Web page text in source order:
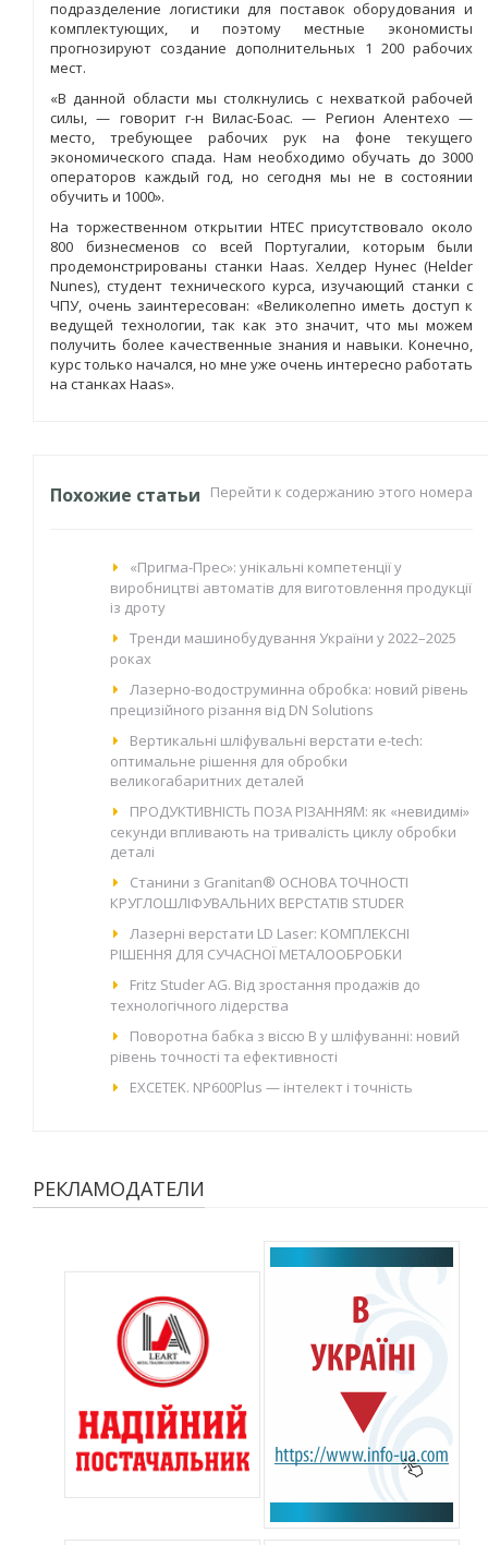
подразделение логистики для поставок оборудования и
комплектующих, и поэтому местные экономисты
прогнозируют создание дополнительных 1 200 рабочих
мест.
«В данной области мы столкнулись с нехваткой рабочей
силы, — говорит г-н Вилас-Боас. — Регион Алентехо —
место, требующее рабочих рук на фоне текущего
экономического спада. Нам необходимо обучать до 3000
операторов каждый год, но сегодня мы не в состоянии
обучить и 1000».
На торжественном открытии HTEC присутствовало около
800 бизнесменов со всей Португалии, которым были
продемонстрированы станки Haas. Хелдер Нунес (Helder
Nunes), студент технического курса, изучающий станки с
ЧПУ, очень заинтересован: «Великолепно иметь доступ к
ведущей технологии, так как это значит, что мы можем
получить более качественные знания и навыки. Конечно,
курс только начался, но мне уже очень интересно работать
на станках Haas».
Похожие статьи Перейти к содержанию этого номера
«Пригма-Прес»: унікальні компетенції у
виробництві автоматів для виготовлення продукції
із дроту
Тренди машинобудування України у 2022–2025
роках
Лазерно-водоструминна обробка: новий рівень
прецизійного різання від DN Solutions
Вертикальні шліфувальні верстати e-tech:
оптимальне рішення для обробки
великогабаритних деталей
ПРОДУКТИВНІСТЬ ПОЗА РІЗАННЯМ: як «невидимі»
секунди впливають на тривалість циклу обробки
деталі
Станини з Granitan® ОСНОВА ТОЧНОСТІ
КРУГЛОШЛІФУВАЛЬНИХ ВЕРСТАТІВ STUDER
Лазерні верстати LD Laser: КОМПЛЕКСНІ
РІШЕННЯ ДЛЯ СУЧАСНОЇ МЕТАЛООБРОБКИ
Fritz Studer AG. Від зростання продажів до
технологічного лідерства
Поворотна бабка з віссю B у шліфуванні: новий
рівень точності та ефективності
EXCETEK. NP600Plus — інтелект і точність
РЕКЛАМОДАТЕЛИ